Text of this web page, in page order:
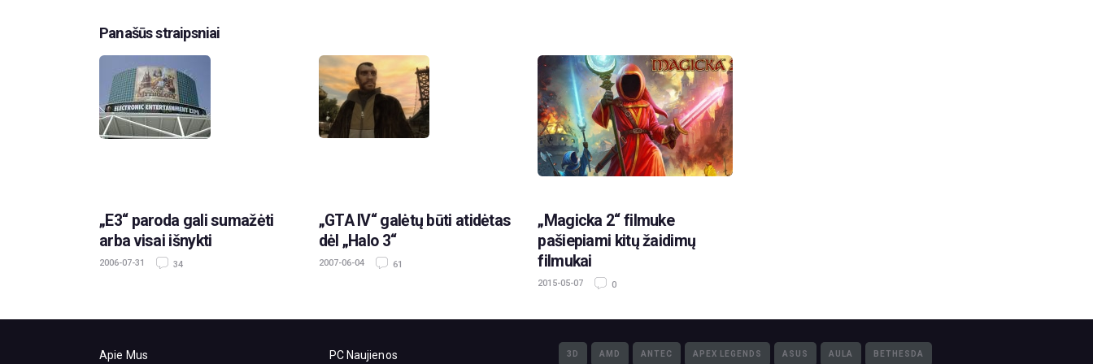
Panašūs straipsniai
„E3“ paroda gali sumažėti
arba visai išnykti
2006-07-31 34
„GTA IV“ galėtų būti atidėtas
dėl „Halo 3“
2007-06-04 61
„Magicka 2“ filmuke
pašiepiami kitų žaidimų
filmukai
2015-05-07 0
Apie Mus PC Naujienos 3D AMD ANTEC APEX LEGENDS ASUS AULA BETHESDA